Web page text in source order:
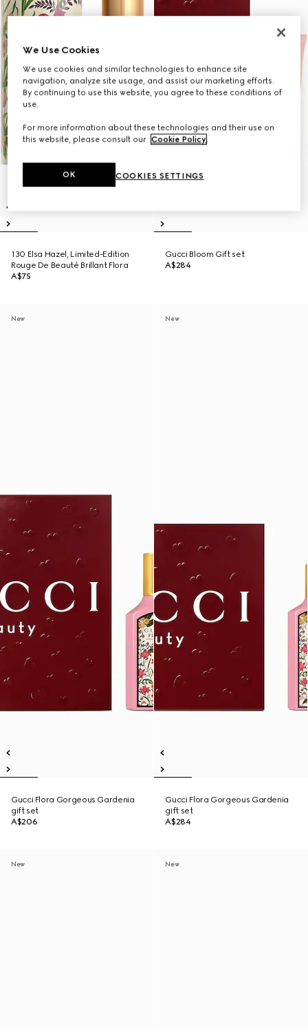
130 Elsa Hazel, Limited-Edition
Rouge De Beauté Brillant Flora
A$75
Gucci Bloom Gift set
A$284
New
Gucci Flora Gorgeous Gardenia
gift set
A$206
New
Gucci Flora Gorgeous Gardenia
gift set
A$284
New New
We Use Cookies
We use cookies and similar technologies to enhance site
navigation, analyze site usage, and assist our marketing efforts.
By continuing to use this website, you agree to these conditions of
use.
For more information about these technologies and their use on
this website, please consult our Cookie Policy.
COOKIES SETTINGS
OK